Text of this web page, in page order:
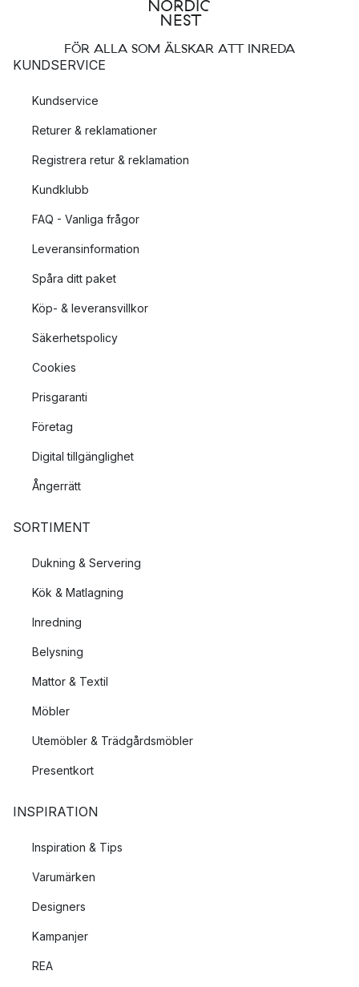
FÖR ALLA SOM ÄLSKAR ATT INREDA
KUNDSERVICE
Kundservice
Returer & reklamationer
Registrera retur & reklamation
Kundklubb
FAQ - Vanliga frågor
Leveransinformation
Spåra ditt paket
Köp- & leveransvillkor
Säkerhetspolicy
Cookies
Prisgaranti
Företag
Digital tillgänglighet
Ångerrätt
SORTIMENT
Dukning & Servering
Kök & Matlagning
Inredning
Belysning
Mattor & Textil
Möbler
Utemöbler & Trädgårdsmöbler
Presentkort
INSPIRATION
Inspiration & Tips
Varumärken
Designers
Kampanjer
REA